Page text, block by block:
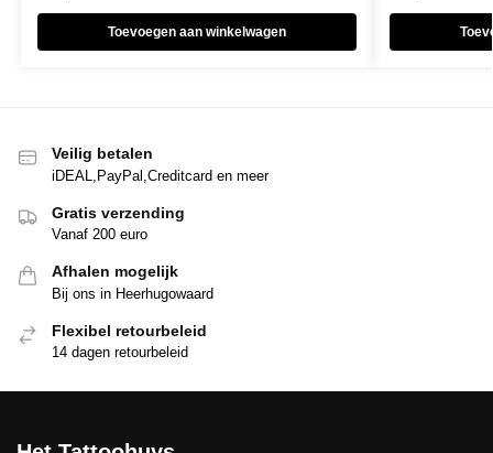
Toevoegen aan winkelwagen
Veilig betalen
iDEAL,PayPal,Creditcard en meer
Gratis verzending
Vanaf 200 euro
Afhalen mogelijk
Bij ons in Heerhugowaard
Flexibel retourbeleid
14 dagen retourbeleid